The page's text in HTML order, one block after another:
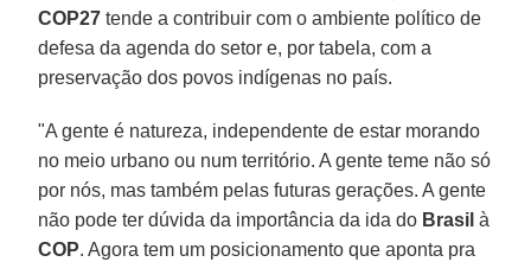
COP27 tende a contribuir com o ambiente político de
defesa da agenda do setor e, por tabela, com a
preservação dos povos indígenas no país.
"A gente é natureza, independente de estar morando
no meio urbano ou num território. A gente teme não só
por nós, mas também pelas futuras gerações. A gente
não pode ter dúvida da importância da ida do Brasil à
COP. Agora tem um posicionamento que aponta pra